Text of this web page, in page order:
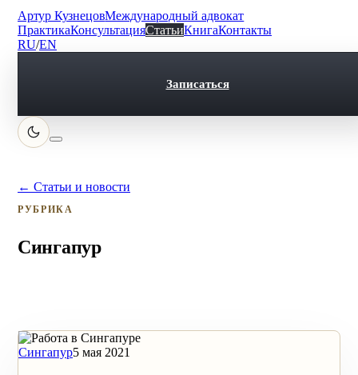
Артур КузнецовМеждународный адвокат
ПрактикаКонсультацияСтатьиКнигаКонтакты
RU/EN
Записаться
← Статьи и новости
РУБРИКА
Сингапур
Сингапур5 мая 2021